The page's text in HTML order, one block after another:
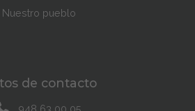
Nuestro pueblo
de contacto
948 63 00 05